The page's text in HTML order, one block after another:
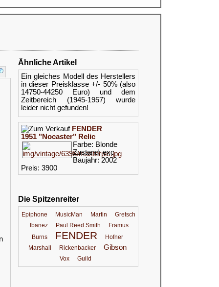
Ähnliche Artikel
Ein gleiches Modell des Herstellers
in dieser Preisklasse +/- 50% (also
14750-44250 Euro) und dem
Zeitbereich (1945-1957) wurde
leider nicht gefunden!
FENDER
1951 "Nocaster" Relic
Farbe: Blonde
Zustand: exc
Baujahr: 2002
Preis: 3900
Die Spitzenreiter
Epiphone MusicMan Martin
Gretsch
Ibanez
Paul Reed Smith
Framus
Burns
FENDER
Hofner
Marshall
Rickenbacker Gibson
Vox Guild